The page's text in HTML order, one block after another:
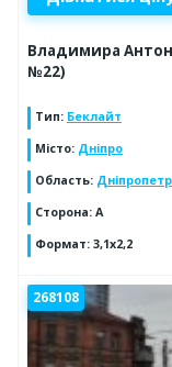
Владимира
№22)
Тип: Беклайт
Місто: Дніпро
Область:
Сторона: А
Формат: 3,1х2,2
268108